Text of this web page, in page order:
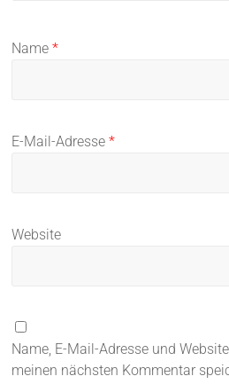
Name*
E-Mail-Adresse*
Website
Name, E-Mail-Adresse und
meinen nächsten Kommentar